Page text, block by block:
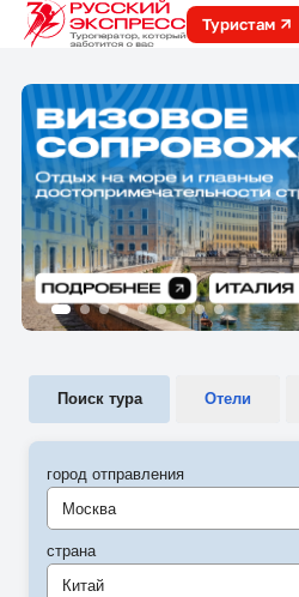
Туристам
Поиск тура Отели
город отправления
Москва
страна
Китай